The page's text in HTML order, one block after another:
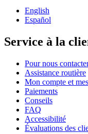
English
Español
Service à la
Pour nous
Assistance routière
Mon compte et
Paiements
Conseils
FAQ
Accessibilité
Évaluations des